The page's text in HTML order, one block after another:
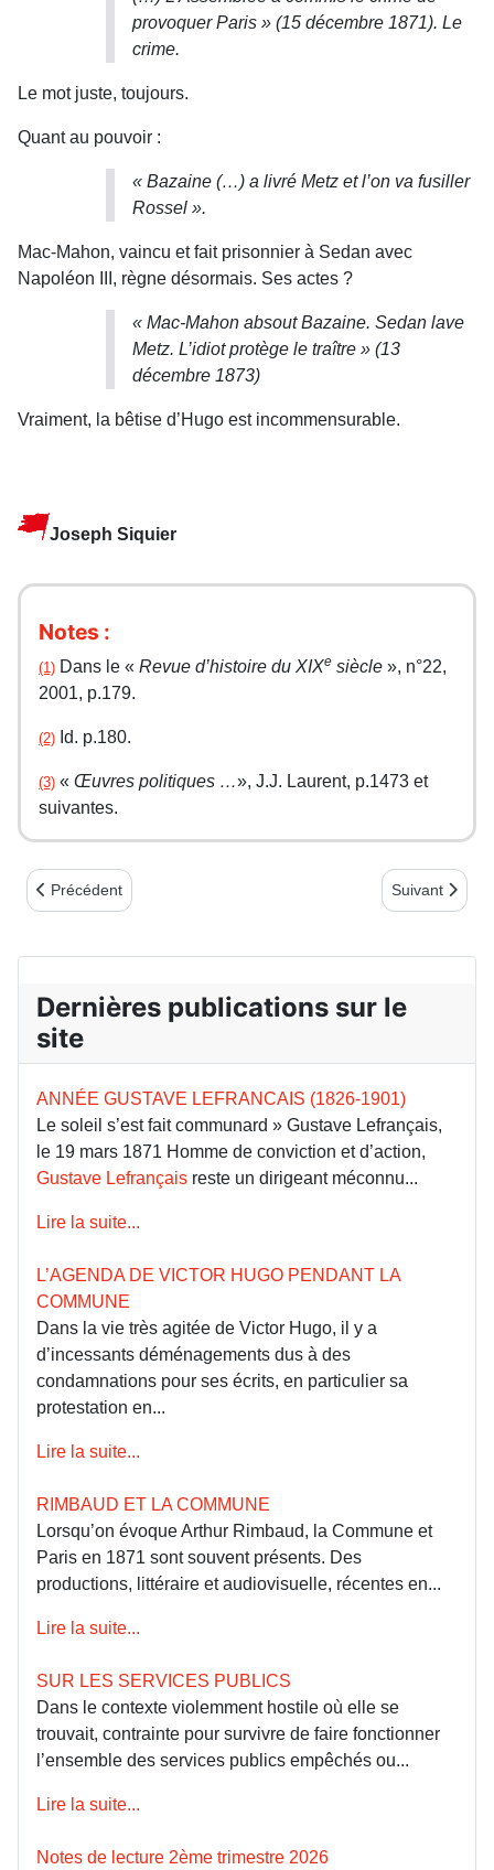
provoquer Paris » (15 décembre 1871). Le
crime.
Le mot juste, toujours.
Quant au pouvoir :
« Bazaine (…) a livré Metz et l’on va fusiller
Rossel ».
Mac-Mahon, vaincu et fait prisonnier à Sedan avec
Napoléon III, règne désormais. Ses actes ?
« Mac-Mahon absout Bazaine. Sedan lave
Metz. L’idiot protège le traître » (13
décembre 1873)
Vraiment, la bêtise d’Hugo est incommensurable.
Joseph Siquier
Notes :
(1) Dans le « Revue d’histoire du XIXe siècle », n°22,
2001, p.179.
(2) Id. p.180.
(3) « Œuvres politiques …», J.J. Laurent, p.1473 et
suivantes.
Article précédent : Claude Debussy : Faune rebelle et fils de
Précédent Article suivant
Suivant
Dernières publications sur le
site
ANNÉE GUSTAVE LEFRANCAIS (1826-1901)
Le soleil s’est fait communard » Gustave Lefrançais,
le 19 mars 1871 Homme de conviction et d’action,
Gustave Lefrançais reste un dirigeant méconnu...
Lire la suite...
L’AGENDA DE VICTOR HUGO PENDANT LA
COMMUNE
Dans la vie très agitée de Victor Hugo, il y a
d’incessants déménagements dus à des
condamnations pour ses écrits, en particulier sa
protestation en...
Lire la suite...
RIMBAUD ET LA COMMUNE
Lorsqu’on évoque Arthur Rimbaud, la Commune et
Paris en 1871 sont souvent présents. Des
productions, littéraire et audiovisuelle, récentes en...
Lire la suite...
SUR LES SERVICES PUBLICS
Dans le contexte violemment hostile où elle se
trouvait, contrainte pour survivre de faire fonctionner
l’ensemble des services publics empêchés ou...
Lire la suite...
Notes de lecture 2ème trimestre 2026